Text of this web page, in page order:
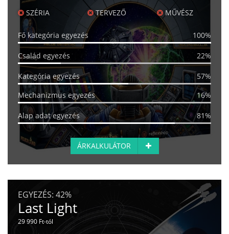
SZÉRIA TERVEZŐ MŰVÉSZ
Fő kategória egyezés 100%
Család egyezés 22%
Kategória egyezés
57%
Mechanizmus egyezés
16%
Alap adat egyezés 81%
ÁRKALKULÁTOR
EGYEZÉS: 42%
Last Light
29 990 Ft-tól